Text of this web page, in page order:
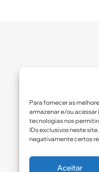
Para fornecer as
armazenar e/ou
tecnologias nos
IDs exclusivos neste
negativamente certos
Aceitar